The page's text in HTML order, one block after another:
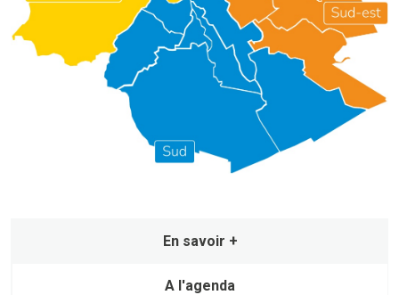
En savoir +
A l'agenda